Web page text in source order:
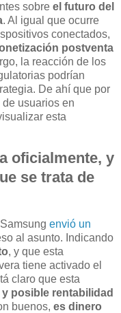
sobre el futuro del
. Al igual que ocurre
conectados,
postventa
la reacción de los
podrían
De ahí que por
usuarios en
esta
oficialmente, y
se trata de
envió un
al asunto. Indicando
, y que esta
tiene activado el
claro que esta
y posible rentabilidad
buenos, es dinero